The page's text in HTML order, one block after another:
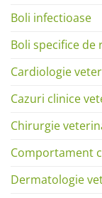
Boli infectioase
Boli specifice de
Cardiologie
Cazuri clinice
Chirurgie
Comportament
Dermatologie